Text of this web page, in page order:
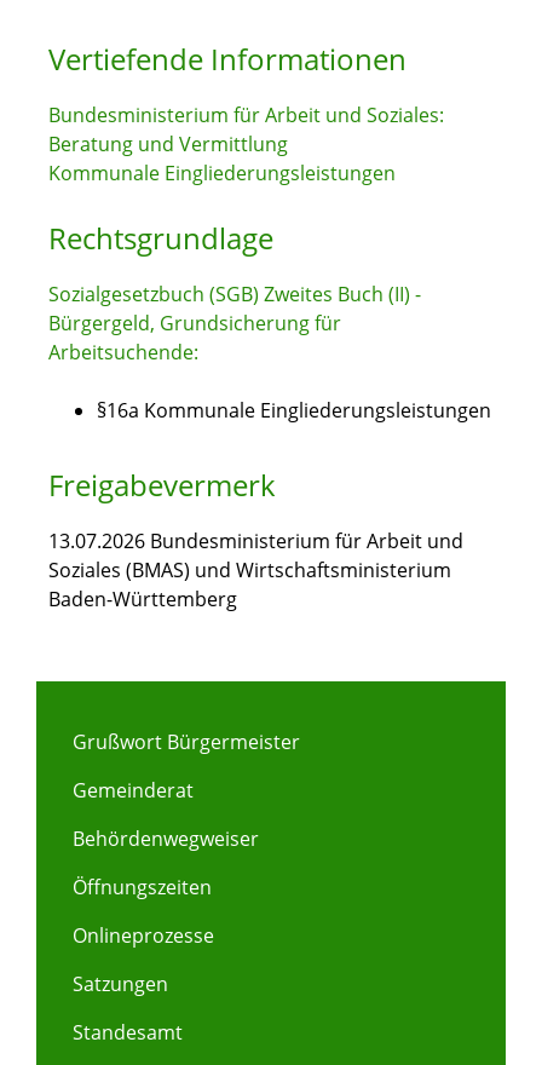
Vertiefende Informationen
Bundesministerium für Arbeit und Soziales:
Beratung und Vermittlung
Kommunale Eingliederungsleistungen
Rechtsgrundlage
Sozialgesetzbuch (SGB) Zweites Buch (II) -
Bürgergeld, Grundsicherung für
Arbeitsuchende:
§16a Kommunale Eingliederungsleistungen
Freigabevermerk
13.07.2026 Bundesministerium für Arbeit und
Soziales (BMAS) und Wirtschaftsministerium
Baden-Württemberg
Grußwort Bürgermeister
Gemeinderat
Behördenwegweiser
Öffnungszeiten
Onlineprozesse
Satzungen
Standesamt